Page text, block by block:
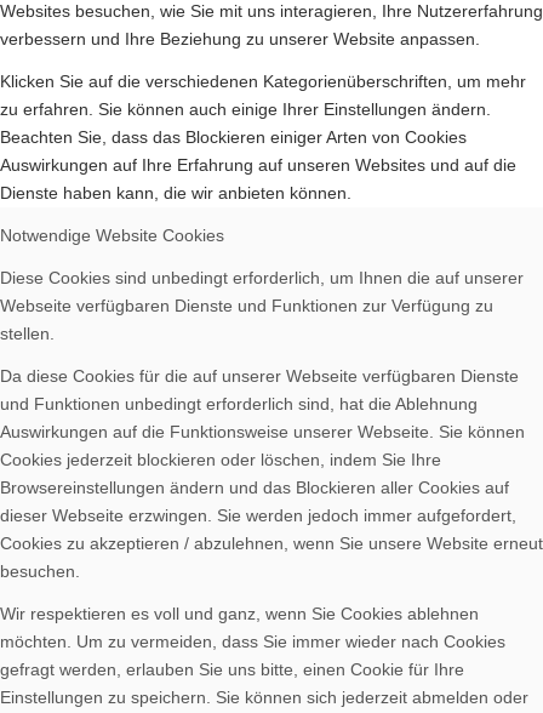
Berichte
Bilder BSA
Downloads
Mitgliedschaft
Websites besuchen, wie Sie mit uns interagieren, Ihre Nutzererfahrung
verbessern und Ihre Beziehung zu unserer Website anpassen.
Klicken Sie auf die verschiedenen Kategorienüberschriften, um mehr
zu erfahren. Sie können auch einige Ihrer Einstellungen ändern.
Beachten Sie, dass das Blockieren einiger Arten von Cookies
Auswirkungen auf Ihre Erfahrung auf unseren Websites und auf die
Dienste haben kann, die wir anbieten können.
Notwendige Website Cookies
Diese Cookies sind unbedingt erforderlich, um Ihnen die auf unserer
Webseite verfügbaren Dienste und Funktionen zur Verfügung zu
stellen.
Da diese Cookies für die auf unserer Webseite verfügbaren Dienste
und Funktionen unbedingt erforderlich sind, hat die Ablehnung
Auswirkungen auf die Funktionsweise unserer Webseite. Sie können
Cookies jederzeit blockieren oder löschen, indem Sie Ihre
Browsereinstellungen ändern und das Blockieren aller Cookies auf
dieser Webseite erzwingen. Sie werden jedoch immer aufgefordert,
Cookies zu akzeptieren / abzulehnen, wenn Sie unsere Website erneut
besuchen.
Wir respektieren es voll und ganz, wenn Sie Cookies ablehnen
möchten. Um zu vermeiden, dass Sie immer wieder nach Cookies
gefragt werden, erlauben Sie uns bitte, einen Cookie für Ihre
Einstellungen zu speichern. Sie können sich jederzeit abmelden oder